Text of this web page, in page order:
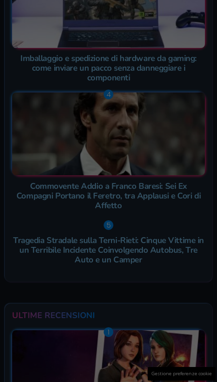
Imballaggio e spedizione di hardware da gaming:
come inviare un pacco senza danneggiare i
componenti
Commovente Addio a Franco Baresi: Sei Ex
Compagni Portano il Feretro, tra Applausi e Cori di
Affetto
Tragedia Stradale sulla Terni-Rieti: Cinque Vittime in
un Terribile Incidente Coinvolgendo Autobus, Tre
Auto e un Camper
ULTIME RECENSIONI
Gestione preferenze cookie